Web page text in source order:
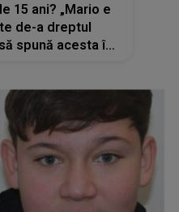
15 ani? „Mario e
de-a dreptul
spună acesta în